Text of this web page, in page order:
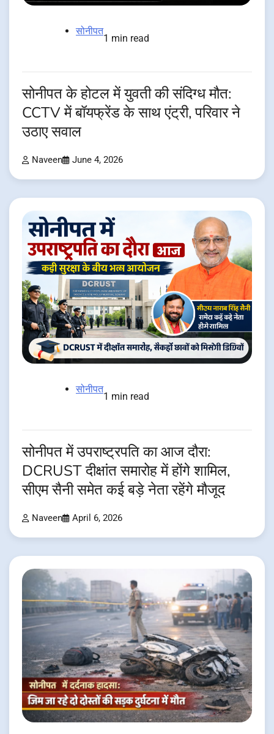
सोनीपत
1 min read
सोनीपत के होटल में युवती की संदिग्ध मौत:
CCTV में बॉयफ्रेंड के साथ एंट्री, परिवार ने
उठाए सवाल
Naveen June 4, 2026
सोनीपत
1 min read
सोनीपत में उपराष्ट्रपति का आज दौरा:
DCRUST दीक्षांत समारोह में होंगे शामिल,
सीएम सैनी समेत कई बड़े नेता रहेंगे मौजूद
Naveen April 6, 2026